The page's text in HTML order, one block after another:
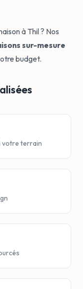
à Thil ? Nos
sur-mesure
budget.
votre terrain